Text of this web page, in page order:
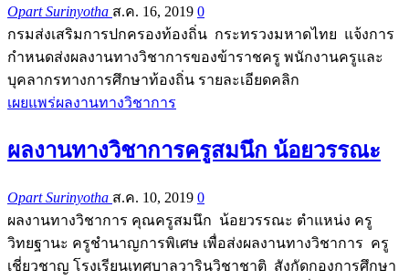
Opart Surinyotha ส.ค. 16, 2019 0
กรมส่งเสริมการปกครองท้องถิ่น กระทรวงมหาดไทย แจ้งการ
กำหนดส่งผลงานทางวิชาการของข้าราชครู พนักงานครูและ
บุคลากรทางการศึกษาท้องถิ่น รายละเอียดคลิก
เผยแพร่ผลงานทางวิชาการ
ผลงานทางวิชาการครูสมนึก น้อยวรรณะ
Opart Surinyotha ส.ค. 10, 2019 0
ผลงานทางวิชาการ คุณครูสมนึก น้อยวรรณะ ตำแหน่ง ครู
วิทยฐานะ ครูชำนาญการพิเศษ เพื่อส่งผลงานทางวิชาการ ครู
เชี่ยวชาญ โรงเรียนเทศบาลวารินวิชาชาติ สังกัดกองการศึกษา